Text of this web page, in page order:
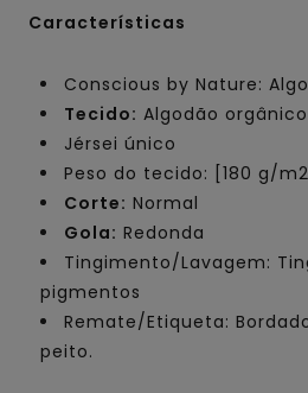
Características
Conscious by Nature:
Tecido: Algodão orgânico
Jérsei único
Peso do tecido: [180 g/m2]
Corte: Normal
Gola: Redonda
Tingimento/Lavagem:
pigmentos
Remate/Etiqueta:
peito.